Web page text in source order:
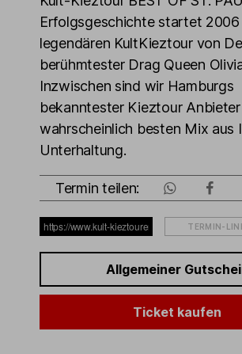
Erfolgsgeschichte startet
legendären KultKieztour von
berühmtester Drag Queen
Inzwischen sind wir Hamburgs
bekanntester Kieztour
wahrscheinlich besten Mix aus
Unterhaltung.
Termin teilen:
TERMIN-
Allgemeiner
Ticket kaufen